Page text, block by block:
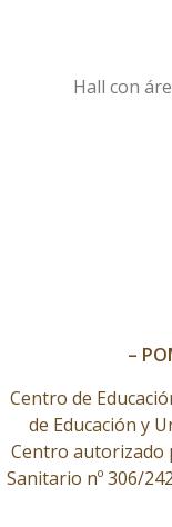
Hall con
–
Centro de
de Educación y
Centro autorizado
Sanitario nº 306/